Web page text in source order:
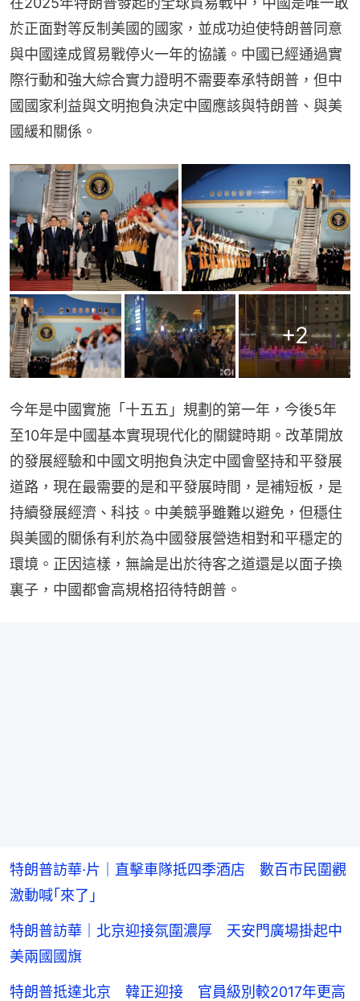
於正面對等反制美國的國家，並成功迫使特朗普同意
與中國達成貿易戰停火一年的協議。中國已經通過實
際行動和強大綜合實力證明不需要奉承特朗普，但中
國國家利益與文明抱負決定中國應該與特朗普、與美
國緩和關係。
+2
今年是中國實施「十五五」規劃的第一年，今後5年
至10年是中國基本實現現代化的關鍵時期。改革開放
的發展經驗和中國文明抱負決定中國會堅持和平發展
道路，現在最需要的是和平發展時間，是補短板，是
持續發展經濟、科技。中美競爭雖難以避免，但穩住
與美國的關係有利於為中國發展營造相對和平穩定的
環境。正因這樣，無論是出於待客之道還是以面子換
裏子，中國都會高規格招待特朗普。
特朗普訪華·片｜直擊車隊抵四季酒店 數百市民圍觀
激動喊｢來了｣
特朗普訪華｜北京迎接氛圍濃厚 天安門廣場掛起中
美兩國國旗
特朗普抵達北京 韓正迎接 官員級別較2017年更高